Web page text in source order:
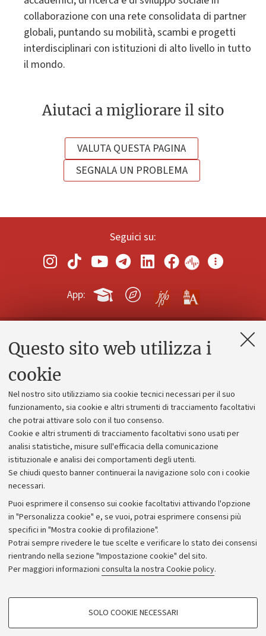
Questo sito web utilizza i
cookie
Nel nostro sito utilizziamo sia cookie tecnici necessari per il suo
funzionamento, sia cookie e altri strumenti di tracciamento facoltativi
che potrai attivare solo con il tuo consenso.
Cookie e altri strumenti di tracciamento facoltativi sono usati per
analisi statistiche, misure sull'efficacia della comunicazione
istituzionale e analisi dei comportamenti degli utenti.
Se chiudi questo banner continuerai la navigazione solo con i cookie
necessari.
Puoi esprimere il consenso sui cookie facoltativi attivando l'opzione
in "Personalizza cookie" e, se vuoi, potrai esprimere consensi più
specifici in "Mostra cookie di profilazione".
Potrai sempre rivedere le tue scelte e verificare lo stato dei consensi
rientrando nella sezione "Impostazione cookie" del sito.
Per maggiori informazioni consulta la nostra Cookie policy.
COOKIE DI PROFILAZIONE - FACOLTATIVI
SOLO COOKIE NECESSARI
collaborazione con una rete consolidata di partner
globali, puntando su mobilità, scambi e progetti
interdisciplinari con istituzioni di alto livello in tutto
il mondo.
Aiutaci a migliorare il sito
VALUTA QUESTA PAGINA
SEGNALA UN PROBLEMA
Seguici su:
App:
Contatti e PEC
Alumni community
Piano strategico
Bilanci
Donazioni e 5x1000
Bandi, gare e concorsi
Albo online
Amministrazione trasparente
Atti di notifica
Informazioni sul sito e accessibilità
Dichiarazione di accessibilità
Privacy e note legali